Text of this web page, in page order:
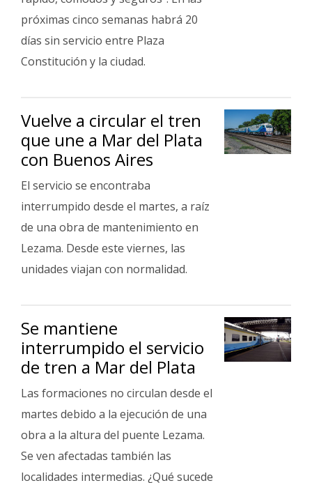
próximas cinco semanas habrá 20
días sin servicio entre Plaza
Constitución y la ciudad.
Vuelve a circular el tren
que une a Mar del Plata
con Buenos Aires
El servicio se encontraba
interrumpido desde el martes, a raíz
de una obra de mantenimiento en
Lezama. Desde este viernes, las
unidades viajan con normalidad.
Se mantiene
interrumpido el servicio
de tren a Mar del Plata
Las formaciones no circulan desde el
martes debido a la ejecución de una
obra a la altura del puente Lezama.
Se ven afectadas también las
localidades intermedias. ¿Qué sucede